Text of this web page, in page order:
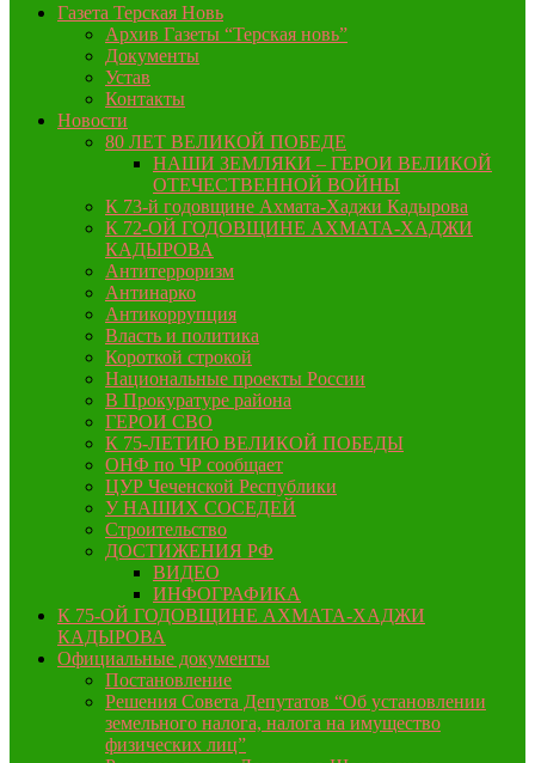
Газета Терская Новь
Архив Газеты “Терская новь”
Документы
Устав
Контакты
Новости
80 ЛЕТ ВЕЛИКОЙ ПОБЕДЕ
НАШИ ЗЕМЛЯКИ – ГЕРОИ ВЕЛИКОЙ
ОТЕЧЕСТВЕННОЙ ВОЙНЫ
К 73-й годовщине Ахмата-Хаджи Кадырова
К 72-ОЙ ГОДОВЩИНЕ АХМАТА-ХАДЖИ
КАДЫРОВА
Антитерроризм
Антинарко
Антикоррупция
Власть и политика
Короткой строкой
Национальные проекты России
В Прокуратуре района
ГЕРОИ СВО
К 75-ЛЕТИЮ ВЕЛИКОЙ ПОБЕДЫ
ОНФ по ЧР сообщает
ЦУР Чеченской Республики
У НАШИХ СОСЕДЕЙ
Строительство
ДОСТИЖЕНИЯ РФ
ВИДЕО
ИНФОГРАФИКА
К 75-ОЙ ГОДОВЩИНЕ АХМАТА-ХАДЖИ
КАДЫРОВА
Официальные документы
Постановление
Решения Совета Депутатов “Об установлении
земельного налога, налога на имущество
физических лиц”